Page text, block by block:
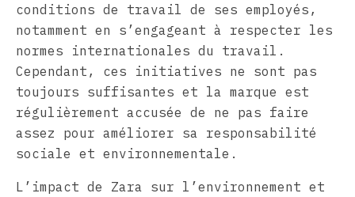
conditions de travail de ses employés,
notamment en s’engageant à respecter les
normes internationales du travail.
Cependant, ces initiatives ne sont pas
toujours suffisantes et la marque est
régulièrement accusée de ne pas faire
assez pour améliorer sa responsabilité
sociale et environnementale.
L’impact de Zara sur l’environnement et